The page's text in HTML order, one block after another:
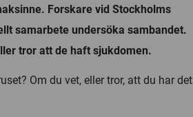
Forskare vid Stockholms
samarbete undersöka sambandet.
tror att de haft sjukdomen.
Om du vet, eller tror, att du har det